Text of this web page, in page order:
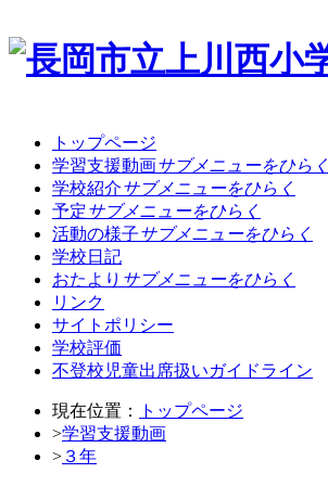
トップページ
学習支援動画サブメニューをひらく
学校紹介サブメニューをひらく
予定サブメニューをひらく
活動の様子サブメニューをひらく
学校日記
おたより サブメニューをひらく
リンク
サイトポリシー
学校評価
不登校児童出席扱いガイドライン
現在位置：
トップページ
>学習支援動画
> ３年